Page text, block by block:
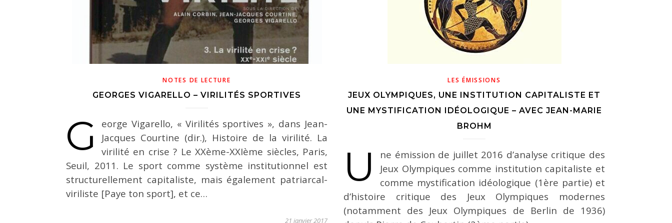
NOTES DE LECTURE
GEORGES VIGARELLO – VIRILITÉS SPORTIVES
G
eorge Vigarello, « Virilités sportives », dans Jean-
Jacques Courtine (dir.), Histoire de la virilité. La
virilité en crise ? Le XXème-XXIème siècles, Paris,
Seuil, 2011. Le sport comme système institutionnel est
structurellement capitaliste, mais également patriarcal-
viriliste [Paye ton sport], et ce…
21 janvier 2017
LES ÉMISSIONS
JEUX OLYMPIQUES, UNE INSTITUTION CAPITALISTE ET
UNE MYSTIFICATION IDÉOLOGIQUE – AVEC JEAN-MARIE
BROHM
U
ne émission de juillet 2016 d’analyse critique des
Jeux Olympiques comme institution capitaliste et
comme mystification idéologique (1ère partie) et
d’histoire critique des Jeux Olympiques modernes
(notamment des Jeux Olympiques de Berlin de 1936)